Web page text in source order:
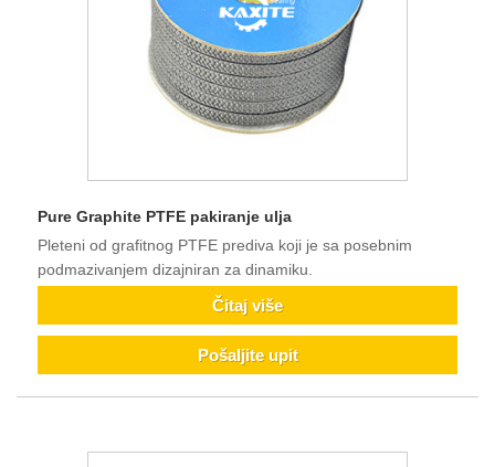
Pure Graphite PTFE pakiranje ulja
Pleteni od grafitnog PTFE prediva koji je sa posebnim
podmazivanjem dizajniran za dinamiku.
Čitaj više
Pošaljite upit